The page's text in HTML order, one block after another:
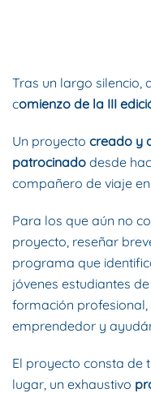
Tras un largo silencio,
comienzo de la III
Un proyecto creado y
patrocinado desde
compañero de viaje
Para los que aún no
proyecto, reseñar
programa que
jóvenes estudiantes
formación
emprendedor y
El proyecto consta de
lugar, un exhaustivo